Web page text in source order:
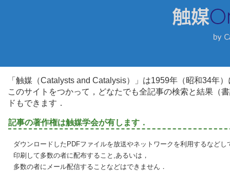
「触媒（Catalysts and Catalysis）」は1959年（昭和34年
このサイトをつかって，どなたでも全記事の検索と結果（
ドもできます．
記事の著作権は触媒学会が有します．
ダウンロードしたPDFファイルを放送やネットワークを利用するなど
印刷して多数の者に配布すること,あるいは，
多数の者にメール配信することなどはできません．